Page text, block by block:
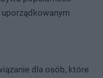
dla osób, które